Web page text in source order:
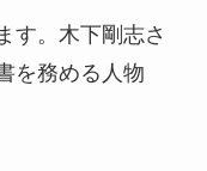
す。木下剛志さ
を務める人物